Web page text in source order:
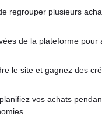
regrouper plusieurs
de la plateforme
le site et gagnez des
vos achats